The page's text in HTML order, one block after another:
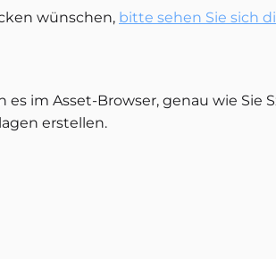
wünschen, bitte sehen Sie sich
im Asset-Browser, genau wie Sie
erstellen.